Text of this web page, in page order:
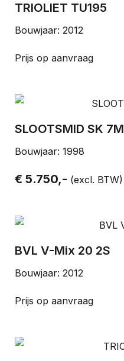
TRIOLIET TU195
Bouwjaar: 2012
Prijs op aanvraag
SLOOTSMID SK 7M
Bouwjaar: 1998
€ 5.750,- (excl. BTW)
BVL V-Mix 20 2S
Bouwjaar: 2012
Prijs op aanvraag